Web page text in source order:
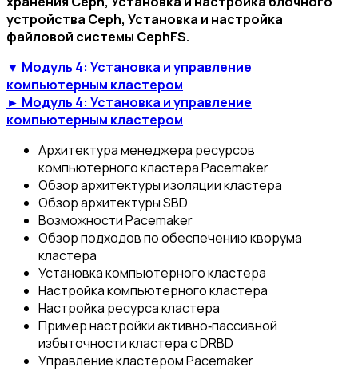
устройства Ceph, Установка и настройка
файловой системы CephFS.
▼ Модуль 4: Установка и управление
компьютерным кластером
► Модуль 4: Установка и управление
компьютерным кластером
Архитектура менеджера ресурсов
компьютерного кластера Pacemaker
Обзор архитектуры изоляции кластера
Обзор архитектуры SBD
Возможности Pacemaker
Обзор подходов по обеспечению кворума
кластера
Установка компьютерного кластера
Настройка компьютерного кластера
Настройка ресурса кластера
Пример настройки активно‑пассивной
избыточности кластера с DRBD
Управление кластером Pacemaker